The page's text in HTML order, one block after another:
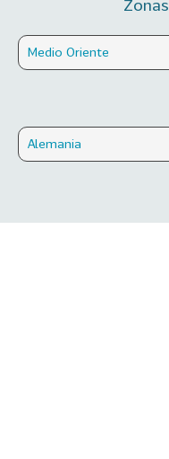
Medio Oriente
Alemania